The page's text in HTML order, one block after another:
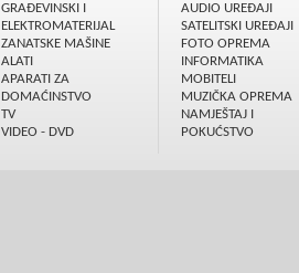
GRAÐEVINSKI I
ELEKTROMATERIJAL
ZANATSKE MAŠINE
ALATI
APARATI ZA
DOMAĆINSTVO
TV
VIDEO - DVD
AUDIO UREÐAJI
SATELITSKI UREÐAJI
FOTO OPREMA
INFORMATIKA
MOBITELI
MUZIČKA OPREMA
NAMJEŠTAJ I
POKUĆSTVO